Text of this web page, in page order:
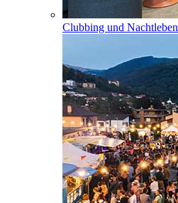
Clubbing und Nachtleben